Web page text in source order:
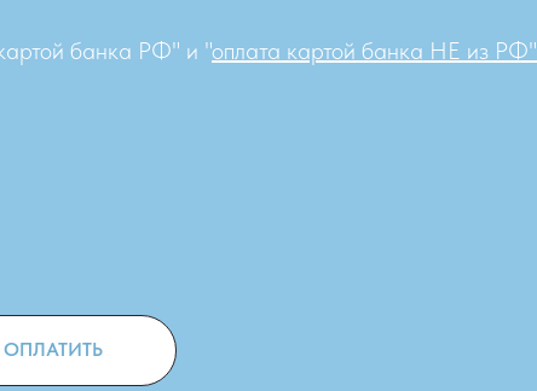
банка РФ" и "оплата картой банка НЕ из РФ".
ОПЛАТИТЬ